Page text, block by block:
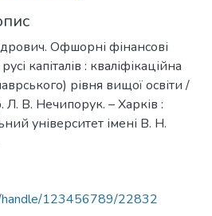
Офшорні фінансові
капіталів : кваліфікаційна
рівня вищої освіти /
Л. В. Нечипорук. – Харків :
університет імені В. Н.
handle/123456789/22832